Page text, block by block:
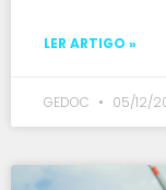
LER ARTIGO »
GEDOC 05/12/